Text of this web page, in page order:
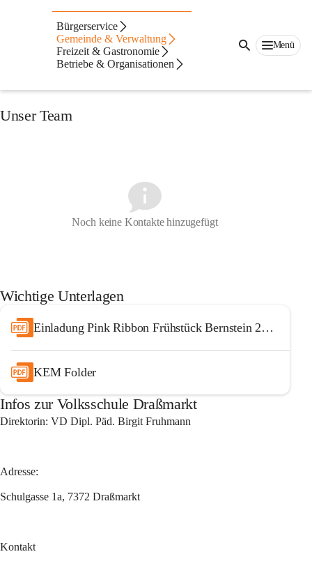
Bürgerservice
Gemeinde & Verwaltung
Freizeit & Gastronomie
Betriebe & Organisationen
Menü
Volksschule
Aktuelles aus der Volksschule
Unser Team
Noch keine Kontakte hinzugefügt
Wichtige Unterlagen
Einladung Pink Ribbon Frühstück Bernstein 2024
KEM Folder
Infos zur Volksschule Draßmarkt
Direktorin: VD Dipl. Päd. Birgit Fruhmann
Adresse:
Schulgasse 1a, 7372 Draßmarkt
Kontakt